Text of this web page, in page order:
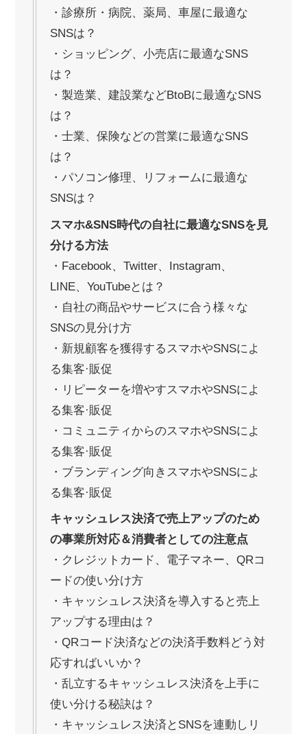
・診療所・病院、薬局、車屋に最適な
SNSは？
・ショッピング、小売店に最適なSNS
は？
・製造業、建設業などBtoBに最適なSNS
は？
・士業、保険などの営業に最適なSNS
は？
・パソコン修理、リフォームに最適な
SNSは？
スマホ&SNS時代の自社に最適なSNSを見
分ける方法
・Facebook、Twitter、Instagram、
LINE、YouTubeとは？
・自社の商品やサービスに合う様々な
SNSの見分け方
・新規顧客を獲得するスマホやSNSによ
る集客·販促
・リピーターを増やすスマホやSNSによ
る集客·販促
・コミュニティからのスマホやSNSによ
る集客·販促
・ブランディング向きスマホやSNSによ
る集客·販促
キャッシュレス決済で売上アップのため
の事業所対応＆消費者としての注意点
・クレジットカード、電子マネー、QRコ
ードの使い分け方
・キャッシュレス決済を導入すると売上
アップする理由は？
・QRコード決済などの決済手数料どう対
応すればいいか？
・乱立するキャッシュレス決済を上手に
使い分ける秘訣は？
・キャッシュレス決済とSNSを連動しリ